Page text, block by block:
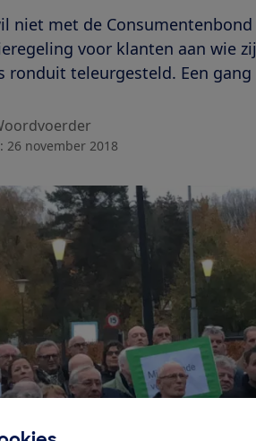
niet met de
voor klanten aan wie
ronduit teleurgesteld. Een
26 november 2018